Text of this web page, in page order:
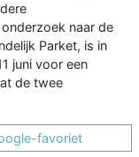
naar de
Parket, is in
juni voor een
de twee
favoriet